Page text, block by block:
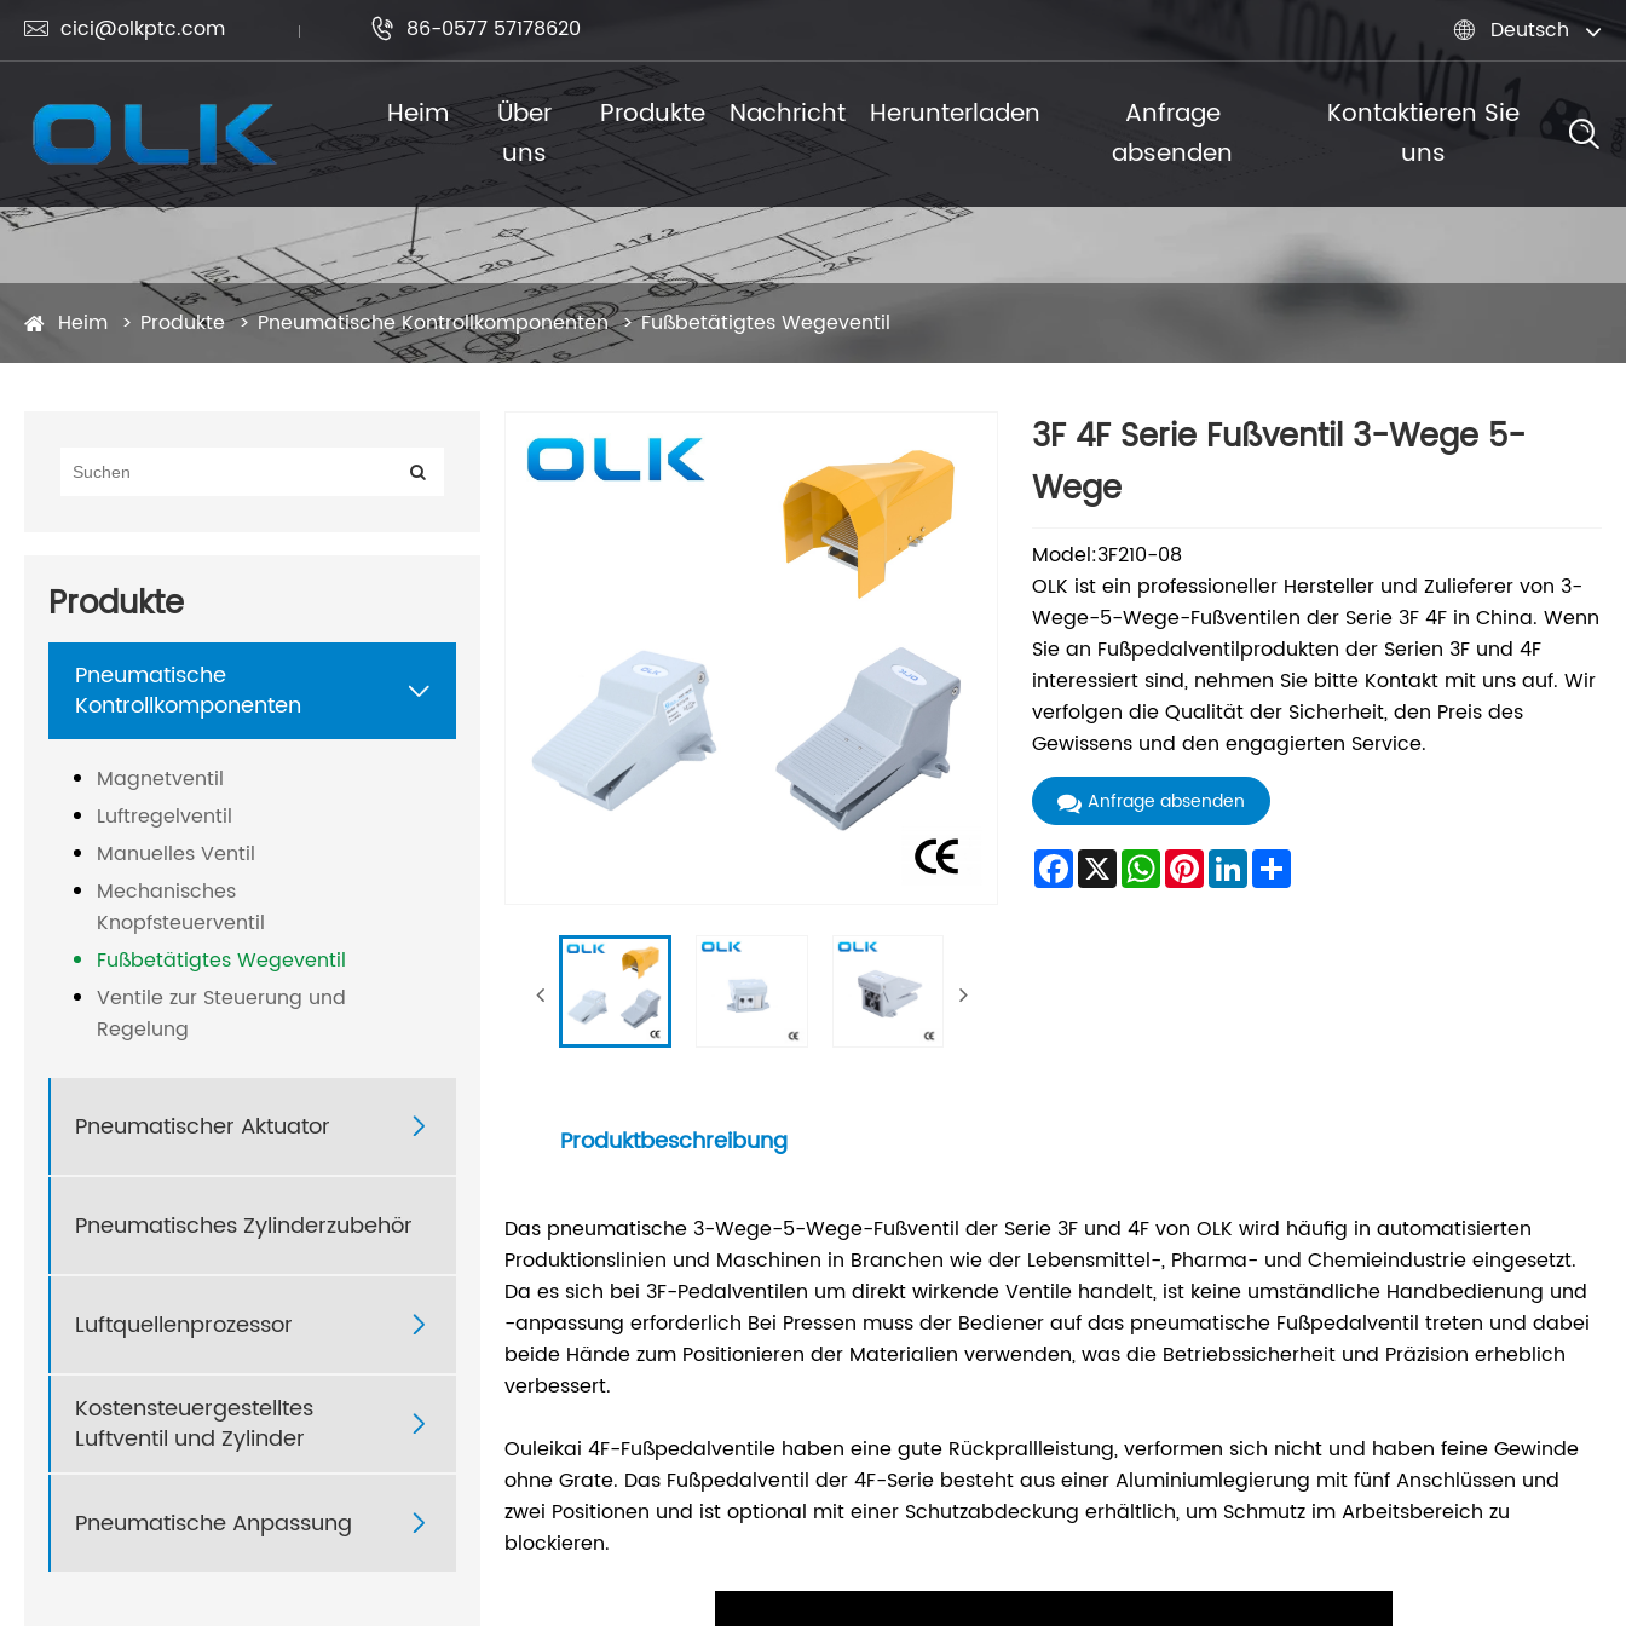
 cici@olkptc.com  86-0577 57178620  Deutsch
Heim
Über
uns
Produkte Nachricht Herunterladen
Anfrage
absenden
Kontaktieren Sie
uns
Heim Produkte Pneumatische Kontrollkomponenten Fußbetätigtes Wegeventil
Produkte
Pneumatische
Kontrollkomponenten

Magnetventil
Luftregelventil
Manuelles Ventil
Mechanisches
Knopfsteuerventil
Fußbetätigtes Wegeventil
Ventile zur Steuerung und
Regelung
Pneumatischer Aktuator 
Pneumatisches Zylinderzubehör
Luftquellenprozessor 
Kostensteuergestelltes
Luftventil und Zylinder

Pneumatische Anpassung 
3F 4F Serie Fußventil 3-Wege 5-
Wege
Model:3F210-08
OLK ist ein professioneller Hersteller und Zulieferer von 3-
Wege-5-Wege-Fußventilen der Serie 3F 4F in China. Wenn
Sie an Fußpedalventilprodukten der Serien 3F und 4F
interessiert sind, nehmen Sie bitte Kontakt mit uns auf. Wir
verfolgen die Qualität der Sicherheit, den Preis des
Gewissens und den engagierten Service.
Anfrage absenden
Facebook
X WhatsApp
Pinterest
LinkedInShare
Produktbeschreibung
Das pneumatische 3-Wege-5-Wege-Fußventil der Serie 3F und 4F von OLK wird häufig in automatisierten
Produktionslinien und Maschinen in Branchen wie der Lebensmittel-, Pharma- und Chemieindustrie eingesetzt.
Da es sich bei 3F-Pedalventilen um direkt wirkende Ventile handelt, ist keine umständliche Handbedienung und
-anpassung erforderlich Bei Pressen muss der Bediener auf das pneumatische Fußpedalventil treten und dabei
beide Hände zum Positionieren der Materialien verwenden, was die Betriebssicherheit und Präzision erheblich
verbessert.
Ouleikai 4F-Fußpedalventile haben eine gute Rückprallleistung, verformen sich nicht und haben feine Gewinde
ohne Grate. Das Fußpedalventil der 4F-Serie besteht aus einer Aluminiumlegierung mit fünf Anschlüssen und
zwei Positionen und ist optional mit einer Schutzabdeckung erhältlich, um Schmutz im Arbeitsbereich zu
blockieren.